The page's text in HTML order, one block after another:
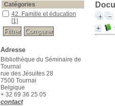
Catégories
42. Famille et éducation
[1]
Adresse
Bibliothèque du Séminaire de
Tournai
rue des Jésuites 28
7500 Tournai
Belgique
+ 32 69 36 25 05
contact